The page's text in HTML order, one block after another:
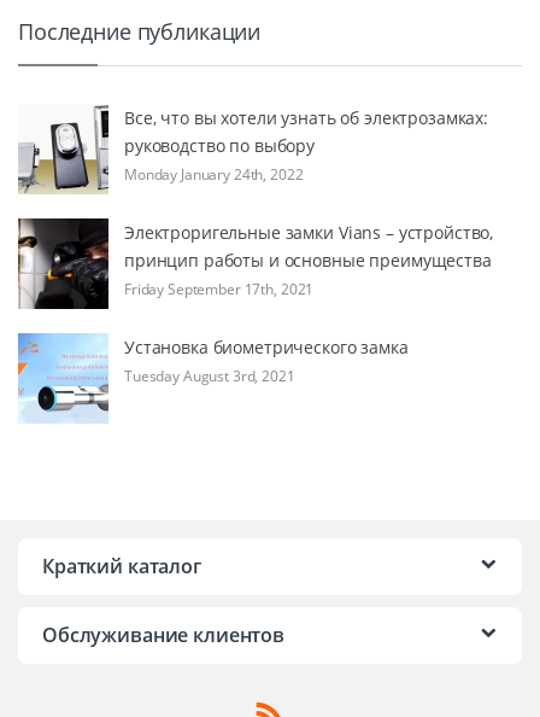
Последние публикации
Все, что вы хотели узнать об электрозамках:
руководство по выбору
Monday January 24th, 2022
Электроригельные замки Vians – устройство,
принцип работы и основные преимущества
Friday September 17th, 2021
Установка биометрического замка
Tuesday August 3rd, 2021
Краткий каталог
Обслуживание клиентов